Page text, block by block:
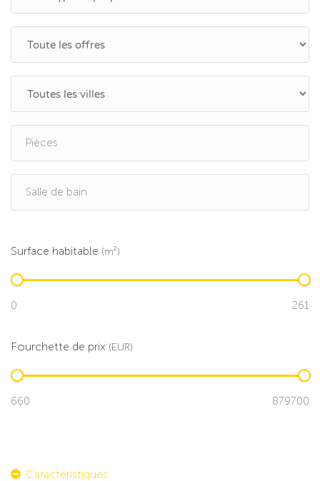
Surface habitable (m²)
Fourchette de prix (EUR)